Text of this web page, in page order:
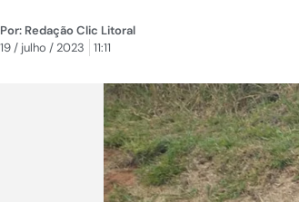
Por: Redação Clic Litoral
19 / julho / 2023
11:11